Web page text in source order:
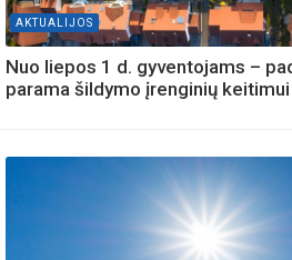
AKTUALIJOS
Nuo liepos 1 d. gyventojams –
parama šildymo įrenginių keitimui